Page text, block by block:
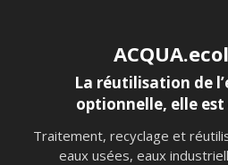
La réutilisation de
optionnelle, elle est
Traitement, recyclage et
eaux usées, eaux